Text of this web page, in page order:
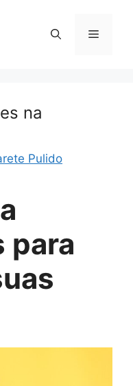
Menu
na
Pulido
para